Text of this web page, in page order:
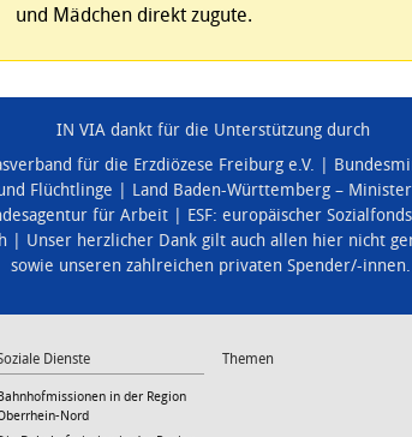
und Mädchen direkt zugute.
IN VIA dankt für die Unterstützung durch
für die Erzdiözese Freiburg e.V.
Flüchtlinge Land Baden-Württemberg –
für Arbeit ESF: europäischer
Unser herzlicher Dank gilt auch allen hier nicht
sowie unseren zahlreichen privaten Spender/-innen.
Dienste
Bahnhofmissionen in der Region
Nord
Themen